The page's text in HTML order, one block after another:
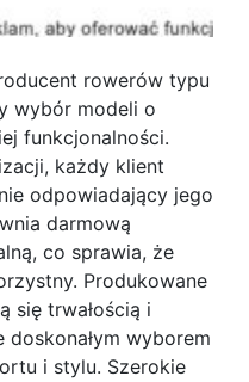
rowerów typu
wybór modeli o
funkcjonalności.
każdy klient
odpowiadający jego
darmową
co sprawia, że
Produkowane
się trwałością i
wyborem
i stylu. Szerokie